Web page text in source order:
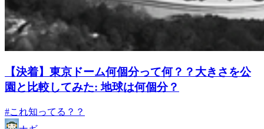
【決着】東京ドーム何個分って何？？大きさを公
園と比較してみた: 地球は何個分？
#これ知ってる？？